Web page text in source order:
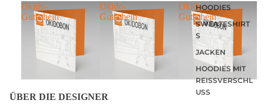
HOODIES
SWEATESHIRT
S
JACKEN
HOODIES MIT
REISSVERSCHLU
SS
Okido-
Gutschein
Okido-
Gutschein
Okido-
Gutschein
ÜBER DIE DESIGNER